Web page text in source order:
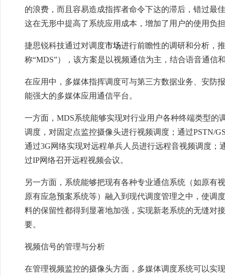
的浪费，而且容易造成指挥者命令下达的滞后，错过最
这在无形中提高了系统应用成本，增加了用户的使用负
捷思锐科技通过对调度市场进行前瞻性的调研和分析，
称“MDS”），该方案是以视频通信为主，结合语音通信
在应用中，多媒体指挥调度可与第三方数据业务、安防
能强大的多媒体应用通信平台。
一方面，MDS系统能够实现对行业用户各种终端类型的
调度，对固定点监控摄像头进行视频调度；通过PSTN/
通过3G网络实现对远程单兵人员进行远程音视频调度；
过IP网络召开远程视频会议。
另一方面，系统能够把现有各种专业通信系统（如原有
原有应急预案系统等）融入到现代调度管理之中，使调
料的保留性都得到显著地加强，实现新老系统的无缝对
要。
视频信号的管理与分析
在管理视频监控的摄像头方面，多媒体调度系统可以实